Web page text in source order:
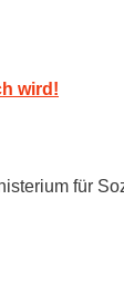
wird!
für